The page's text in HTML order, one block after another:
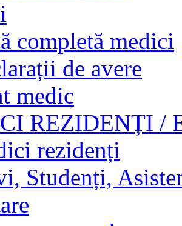
completă medici
de avere
medic
REZIDENȚI /
rezidenți
Studenți,